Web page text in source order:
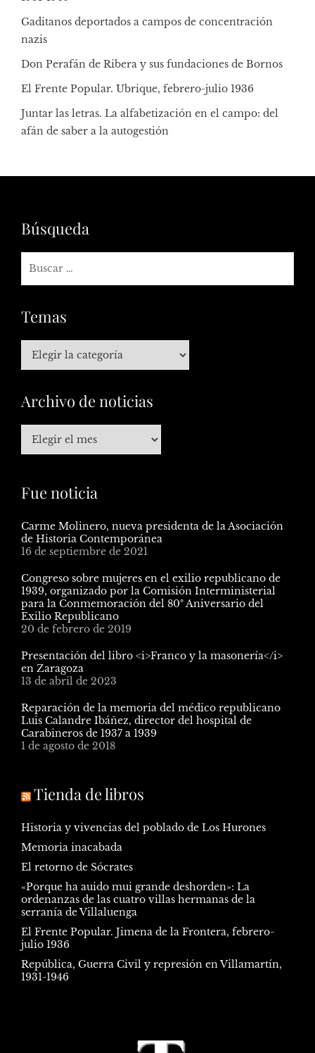
Gaditanos deportados a campos de concentración
nazis
Don Perafán de Ribera y sus fundaciones de Bornos
El Frente Popular. Ubrique, febrero-julio 1936
Juntar las letras. La alfabetización en el campo: del
afán de saber a la autogestión
Búsqueda
Temas
Archivo de noticias
Fue noticia
Carme Molinero, nueva presidenta de la Asociación
de Historia Contemporánea
16 de septiembre de 2021
Congreso sobre mujeres en el exilio republicano de
1939, organizado por la Comisión Interministerial
para la Conmemoración del 80º Aniversario del
Exilio Republicano
20 de febrero de 2019
Presentación del libro <i>Franco y la masonería</i>
en Zaragoza
13 de abril de 2023
Reparación de la memoria del médico republicano
Luis Calandre Ibáñez, director del hospital de
Carabineros de 1937 a 1939
1 de agosto de 2018
Tienda de libros
Historia y vivencias del poblado de Los Hurones
Memoria inacabada
El retorno de Sócrates
«Porque ha auido mui grande deshorden»: La
ordenanzas de las cuatro villas hermanas de la
serranía de Villaluenga
El Frente Popular. Jimena de la Frontera, febrero-
julio 1936
República, Guerra Civil y represión en Villamartín,
1931-1946